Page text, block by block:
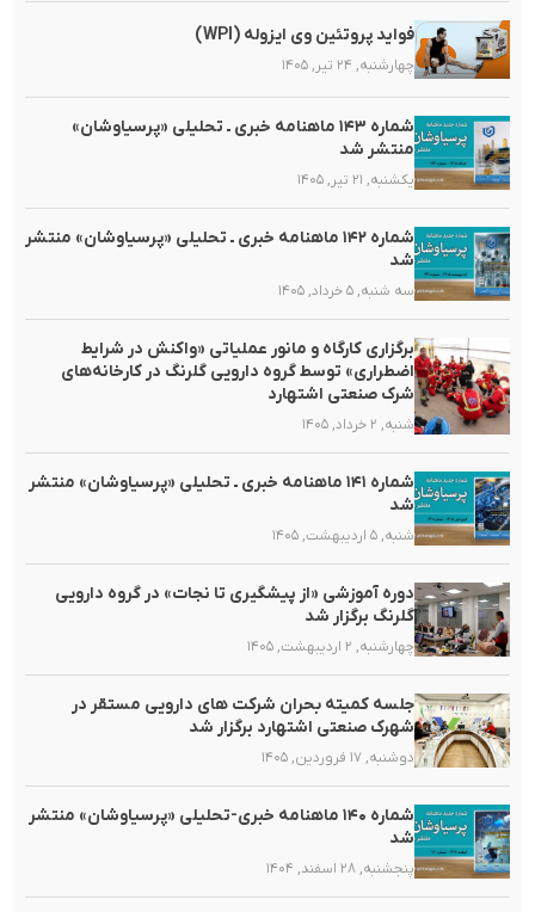
فواید پروتئین وی ایزوله (WPI)
چهارشنبه, ۲۴ تیر, ۱۴۰۵
شماره ۱۴۳ ماهنامه خبری ـ تحلیلی «پرسیاوشان»
منتشر شد
یکشنبه, ۲۱ تیر, ۱۴۰۵
شماره ۱۴۲ ماهنامه خبری ـ تحلیلی «پرسیاوشان» منتشر
شد
سه شنبه, ۵ خرداد, ۱۴۰۵
برگزاری کارگاه و مانور عملیاتی «واکنش در شرایط
اضطراری» توسط گروه دارویی گلرنگ در کارخانه‌های
شرک صنعتی اشتهارد
شنبه, ۲ خرداد, ۱۴۰۵
شماره ۱۴۱ ماهنامه خبری ـ تحلیلی «پرسیاوشان» منتشر
شد
شنبه, ۵ اردیبهشت, ۱۴۰۵
دوره آموزشی «از پیشگیری تا نجات» در گروه دارویی
گلرنگ برگزار شد
چهارشنبه, ۲ اردیبهشت, ۱۴۰۵
جلسه کمیته بحران شرکت های دارویی مستقر در
شهرک صنعتی اشتهارد برگزار شد
دوشنبه, ۱۷ فروردین, ۱۴۰۵
شماره ۱۴۰ ماهنامه خبری-تحلیلی «پرسیاوشان» منتشر
شد
پنجشنبه, ۲۸ اسفند, ۱۴۰۴